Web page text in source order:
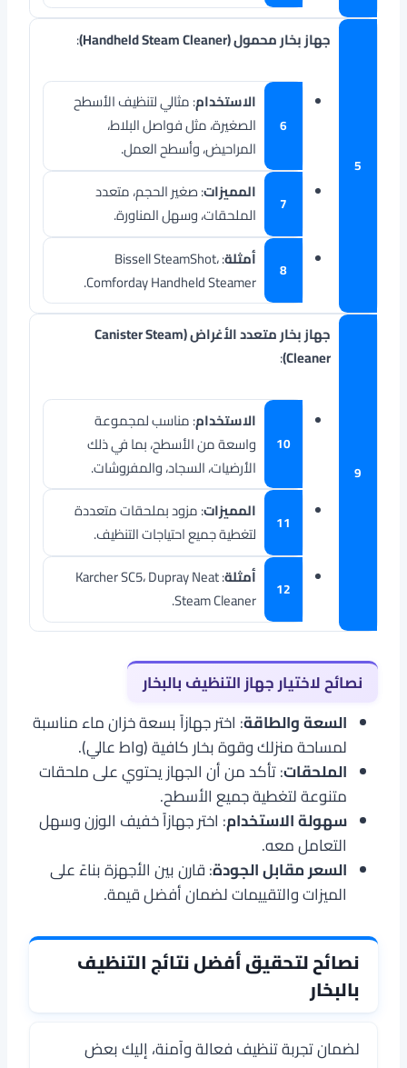
جهاز بخار محمول (Handheld Steam Cleaner) :
الاستخدام: مثالي لتنظيف الأسطح
الصغيرة، مثل فواصل البلاط،
المراحيض، وأسطح العمل.
المميزات: صغير الحجم، متعدد
الملحقات، وسهل المناورة.
أمثلة : Bissell SteamShot،
Comforday Handheld Steamer.
جهاز بخار متعدد الأغراض (Canister Steam
Cleaner)
:
الاستخدام: مناسب لمجموعة
واسعة من الأسطح، بما في ذلك
الأرضيات، السجاد، والمفروشات.
المميزات: مزود بملحقات متعددة
لتغطية جميع احتياجات التنظيف.
أمثلة : Karcher SC5، Dupray Neat
Steam Cleaner.
نصائح لاختيار جهاز التنظيف بالبخار
السعة والطاقة: اختر جهازاً بسعة خزان ماء مناسبة
لمساحة منزلك وقوة بخار كافية (واط عالي).
الملحقات: تأكد من أن الجهاز يحتوي على ملحقات
متنوعة لتغطية جميع الأسطح.
سهولة الاستخدام: اختر جهازاً خفيف الوزن وسهل
التعامل معه.
السعر مقابل الجودة: قارن بين الأجهزة بناءً على
الميزات والتقييمات لضمان أفضل قيمة.
نصائح لتحقيق أفضل نتائج التنظيف
بالبخار
لضمان تجربة تنظيف فعالة وآمنة، إليك بعض